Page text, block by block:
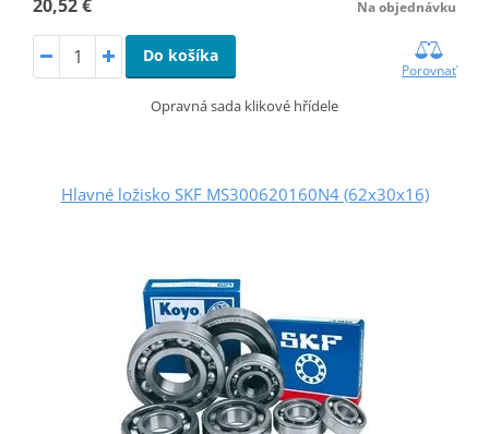
20,52 € Na objednávku
Do košíka
Porovnať
Opravná sada klikové hřídele
Hlavné ložisko SKF MS300620160N4 (62x30x16)